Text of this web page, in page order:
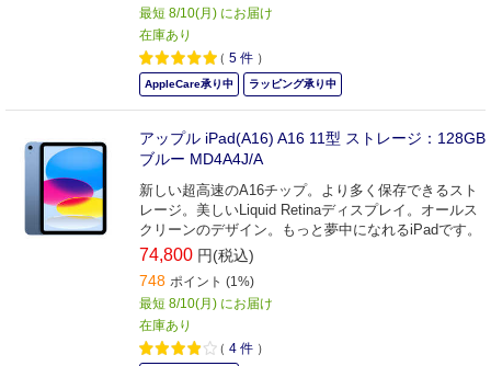
最短 8/10(月) にお届け
在庫あり
（ 5 件 ）
AppleCare承り中 ラッピング承り中
アップル iPad(A16) A16 11型 ストレージ：128GB
ブルー MD4A4J/A
新しい超高速のA16チップ。より多く保存できるスト
レージ。美しいLiquid Retinaディスプレイ。オールス
クリーンのデザイン。もっと夢中になれるiPadです。
74,800 円(税込)
748 ポイント (1%)
最短 8/10(月) にお届け
在庫あり
（ 4 件 ）